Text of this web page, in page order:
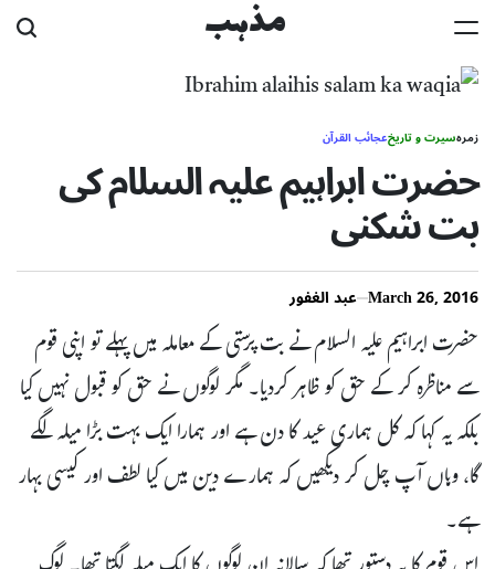
Skip
to
content
مذہب
زمرہسیرت و تاریخعجائب القرآن
حضرت ابراہیم علیہ السلام کی
بت شکنی
March 26, 2016 عبد الغفور
حضرت ابراہیم علیہ السلام نے بت پرستی کے معاملہ میں پہلے تو اپنی قوم
سے مناظرہ کر کے حق کو ظاہر کردیا۔ مگر لوگوں نے حق کو قبول نہیں کیا
بلکہ یہ کہا کہ کل ہماری عید کا دن ہے اور ہمارا ایک بہت بڑا میلہ لگے
گا، وہاں آپ چل کر دیکھیں کہ ہمارے دین میں کیا لطف اور کیسی بہار
ہے۔